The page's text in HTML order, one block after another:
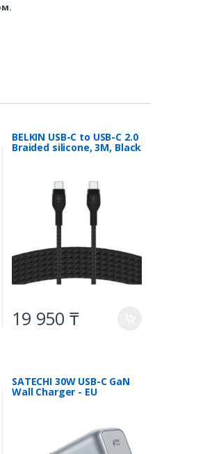
BELKIN USB-C to USB-C 2.0
Braided silicone, 3M, Black
19 950 ₸
SATECHI 30W USB-C GaN
Wall Charger - EU